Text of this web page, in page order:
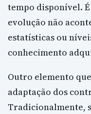
tempo disponível.
evolução não
estatísticas ou
conhecimento
Outro elemento
adaptação dos
Tradicionalmente,